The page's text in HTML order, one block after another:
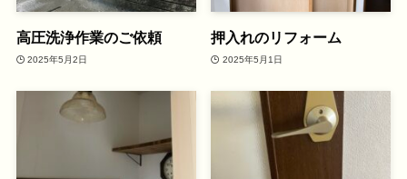
高圧洗浄作業のご依頼
2025年5月2日
押入れのリフォーム
2025年5月1日